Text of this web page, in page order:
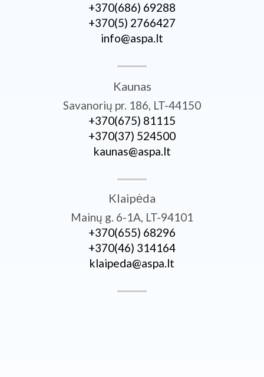
+370­(686) 69288
+370­(5) 2766427
info@aspa.lt
Kaunas
Savanorių pr. 186, LT-44150
+370­(675) 81115
+370­(37) 524500
kaunas@aspa.lt
Klaipėda
Mainų g. 6-1A, LT-94101
+370­(655) 68296
+370­(46) 314164
klaipeda@aspa.lt